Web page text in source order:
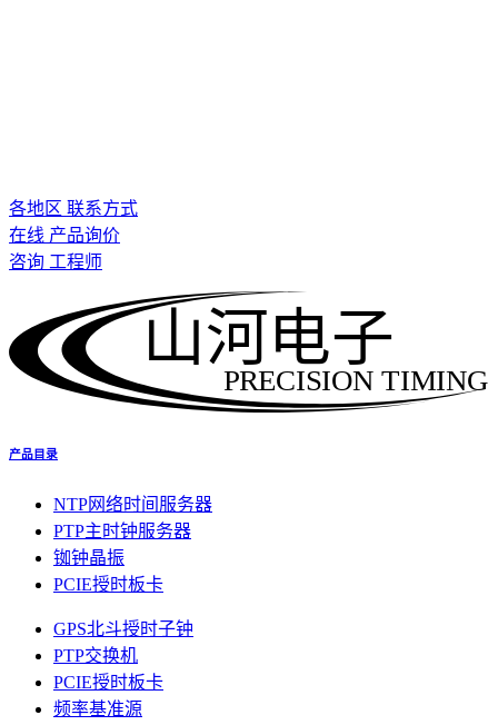
各地区 联系方式
在线 产品询价
咨询 工程师
PRECISION TIMING
山河电子
产品目录
NTP网络时间服务器
PTP主时钟服务器
铷钟晶振
PCIE授时板卡
GPS北斗授时子钟
PTP交换机
PCIE授时板卡
频率基准源